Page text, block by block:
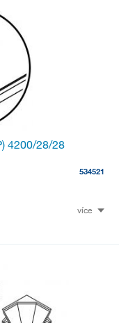
4200/28/28
534521
více